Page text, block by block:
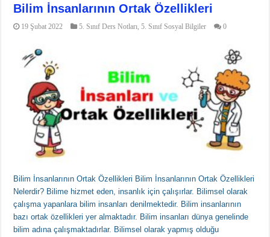
Bilim İnsanlarının Ortak Özellikleri
19 Şubat 2022 5. Sınıf Ders Notları ,5. Sınıf Sosyal Bilgiler 0
Bilim İnsanlarının Ortak Özellikleri Bilim İnsanlarının Ortak Özellikleri
Nelerdir? Bilime hizmet eden, insanlık için çalışırlar. Bilimsel olarak
çalışma yapanlara bilim insanları denilmektedir. Bilim insanlarının
bazı ortak özellikleri yer almaktadır. Bilim insanları dünya genelinde
bilim adına çalışmaktadırlar. Bilimsel olarak yapmış olduğu